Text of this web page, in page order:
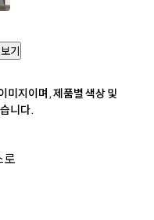
기
미지이며, 제품별 색상 및
니다.
로